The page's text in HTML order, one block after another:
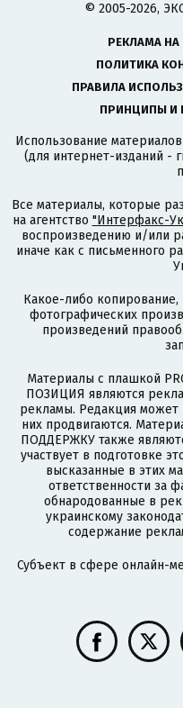
© 2005-2026,
РЕКЛАМА НА
ПОЛИТИКА
ПРАВИЛА
ПРИНЦИПЫ И
Использование
(для интернет-изданий -
Все материалы, которые
на агентство "Интерфакс-
воспроизведению и/или
иначе как с письменного
Какое-либо копирование,
фотографических
произведений
Материалы с плашкой
ПОЗИЦИЯ являются
рекламы. Редакция может
них продвигаются.
ПОДДЕРЖКУ также
участвует в подготовке
высказанные в этих
ответственности за
обнародованные в
украинскому
содержание
Субъект в сфере онлайн-